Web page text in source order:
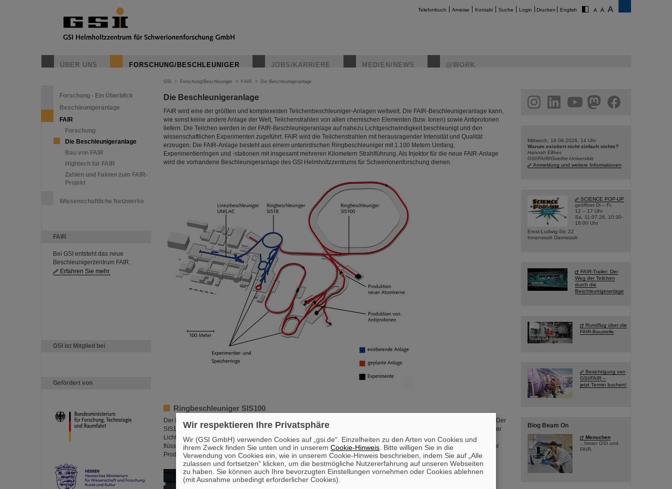
Telefonbuch Anreise Kontakt Suche Login Drucken English
ÜBER UNS FORSCHUNG/BESCHLEUNIGER JOBS/KARRIERE MEDIEN/NEWS @WORK
Forschung - Ein Überblick
Beschleunigeranlage
FAIR
Forschung
Die Beschleunigeranlage
Bau von FAIR
Hightech für FAIR
Zahlen und Fakten zum FAIR-
Projekt
Wissenschaftliche Netzwerke
FAIR
Bei GSI entsteht das neue
Beschleunigerzentrum FAIR.
Erfahren Sie mehr.
GSI ist Mitglied bei
Gefördert von
GSI > Forschung/Beschleuniger > FAIR > Die Beschleunigeranlage
Die Beschleunigeranlage
FAIR wird eine der größten und komplexesten Teilchenbeschleuniger-Anlagen weltweit. Die FAIR-Beschleunigeranlage kann,
wie sonst keine andere Anlage der Welt, Teilchenstrahlen von allen chemischen Elementen (bzw. Ionen) sowie Antiprotonen
liefern. Die Teilchen werden in der FAIR-Beschleunigeranlage auf nahezu Lichtgeschwindigkeit beschleunigt und den
wissenschaftlichen Experimenten zugeführt. FAIR wird die Teilchenstrahlen mit herausragender Intensität und Qualität
erzeugen. Die FAIR-Anlage besteht aus einem unterirdischen Ringbeschleuniger mit 1.100 Metern Umfang,
Experimentierringen und -stationen mit insgesamt mehreren Kilometern Strahlführung. Als Injektor für die neue FAIR-Anlage
wird die vorhandene Beschleunigeranlage des GSI Helmholtzzentrums für Schwerionenforschung dienen.
Ringbeschleuniger SIS100
Der Ringbeschleuniger SIS100 verläuft in einem unterirdischen Tunnel, dessen Sohle bis zu 17 Meter unter der Erde liegt. Der
SIS100 hat einen Umfang von 1100 Metern und kann Ionen aller natürlichen Elemente des Periodensystems bis auf 99% der
Lichtgeschwindigkeit beschleunigen. Die Magnete, die die Ionen auf ihrer Bahn halten, sind supraleitend und werden mit
flüssigem Helium auf -269°C gekühlt. Die beschleunigten Teilchen werden entweder direkt für Experimente genutzt oder zur
Produktion von anderen Teilchen, so genannten sekundären Teilchen.
facebook
Mittwoch, 19.08.2026, 14 Uhr
Warum existiert nicht einfach nichts?
Hannah Elfner,
GSI/FAIR/Goethe-Universität
Anmeldung und weitere Informationen
SCIENCE POP-UP
geöffnet Di – Fr,
12 – 17 Uhr
Sa, 11.07.26, 10:30-
16:00 Uhr
Ernst-Ludwig-Str. 22
Innenstadt Darmstadt
FAIR-Trailer: Der
Weg der Teilchen
durch die
Beschleunigeranlage
Rundflug über die
FAIR-Baustelle
Besichtigung von
GSI/FAIR –
jetzt Termin buchen!
Blog Beam On
Menschen
...hinter GSI und
FAIR.
Wir respektieren Ihre Privatsphäre
Wir (GSI GmbH) verwenden Cookies auf „gsi.de“. Einzelheiten zu den Arten von Cookies und
ihrem Zweck finden Sie unten und in unserem Cookie-Hinweis . Bitte willigen Sie in die
Verwendung von Cookies ein, wie in unserem Cookie-Hinweis beschrieben, indem Sie auf „Alle
zulassen und fortsetzen“ klicken, um die bestmögliche Nutzererfahrung auf unseren Webseiten
zu haben. Sie können auch Ihre bevorzugten Einstellungen vornehmen oder Cookies ablehnen
(mit Ausnahme unbedingt erforderlicher Cookies).